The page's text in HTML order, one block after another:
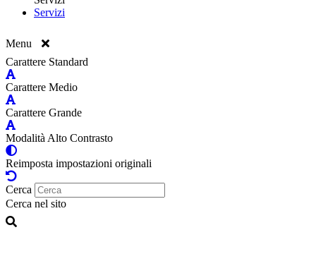
Servizi
Menu
Carattere Standard
Carattere Medio
Carattere Grande
Modalità Alto Contrasto
Reimposta impostazioni originali
Cerca
Cerca nel sito